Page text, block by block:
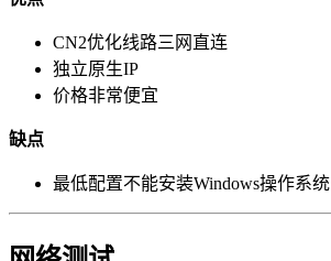
CN2优化线路三网直连
独立原生IP
价格非常便宜
缺点
最低配置不能安装Windows操作系统